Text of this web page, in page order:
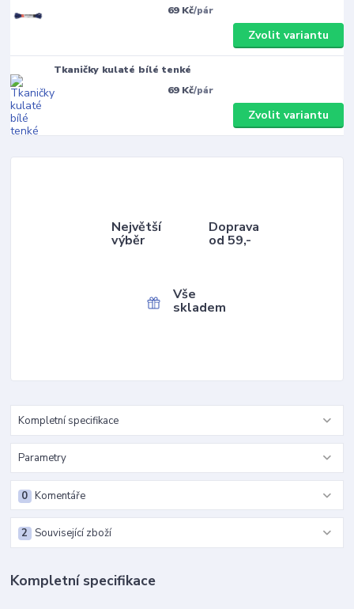
69 Kč/pár
Zvolit variantu
Tkaničky kulaté bílé tenké
69 Kč/pár
Zvolit variantu
Největší
výběr
Doprava
od 59,-
Vše
skladem
Kompletní specifikace
Parametry
Komentáře
0
Související zboží
2
Kompletní specifikace